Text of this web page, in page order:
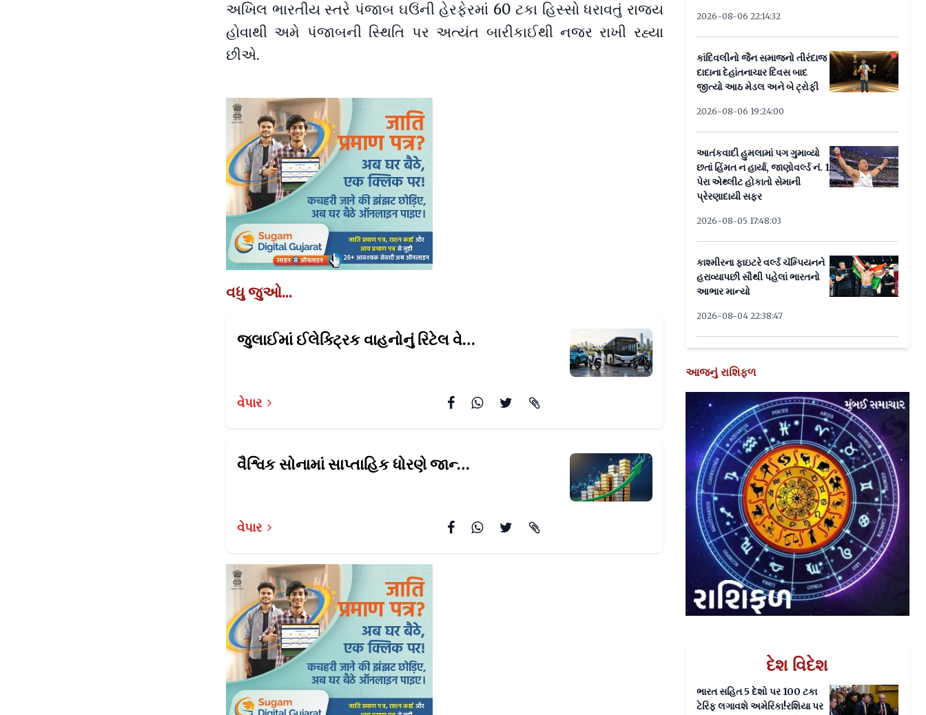
અખિલ ભારતીય સ્તરે પંજાબ ઘઉંની હેરફેરમાં 60 ટકા હિસ્સો ધરાવતું રાજ્ય
હોવાથી અમે પંજાબની સ્થિતિ પર અત્યંત બારીકાઈથી નજર રાખી રહ્યા
છીએ.
વધુ જુઓ...
જુલાઈમાં ઈલેક્ટ્રિક વાહનોનું રિટેલવેચાણ 3,27901 યુનિટની વિક્રમ સપાટીએ
વેપાર
વૈશ્વિક સોનામાં સાપ્તાહિક ધોરણે જાન્યુઆરી પછીનો સૌથી મોટો સાત ટકાનો ઉછાળો
વેપાર
2026-08-06 22:14:32
કાંદિવલીનો જૈન સમાજનો તીરંદાજ
દાદાના દેહાંતનાચાર દિવસ બાદ
જીત્યો આઠ મેડલ અને બે ટ્રોફી
2026-08-06 19:24:00
આતંકવાદી હુમલામાં પગ ગુમાવ્યો
છતાં હિંમત ન હાર્યા, જાણોવર્લ્ડ નં. 1
પેરા એથ્લીટ હોકાતો સેમાની
પ્રેરણાદાયી સફર
2026-08-05 17:48:03
કાશ્મીરના ફાઇટરે વર્લ્ડ ચૅમ્પિયનને
હરાવ્યાપછી સૌથી પહેલાં ભારતનો
આભાર માન્યો
2026-08-04 22:38:47
આજનું રાશિફળ
દેશ વિદેશ
ભારત સહિત 5 દેશો પર 100 ટકા
ટેરિફ લગાવશે અમેરિકા!રશિયા પર